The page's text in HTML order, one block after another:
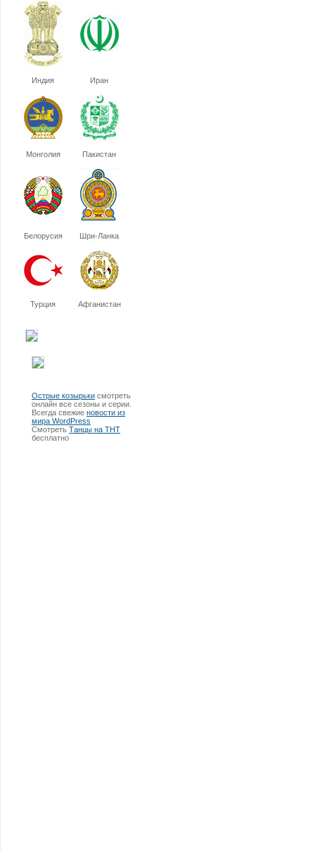
Индия Иран
Монголия Пакистан
Белорусия Шри-Ланка
Турция Афганистан
Острые козырьки смотреть
онлайн все сезоны и серии.
Всегда свежие новости из
мира WordPress
Смотреть Танцы на ТНТ
бесплатно